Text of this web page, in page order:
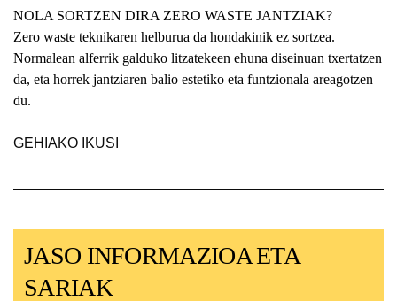
NOLA SORTZEN DIRA ZERO WASTE JANTZIAK?
Zero waste teknikaren helburua da hondakinik ez sortzea.
Normalean alferrik galduko litzatekeen ehuna diseinuan txertatzen
da, eta horrek jantziaren balio estetiko eta funtzionala areagotzen
du.
GEHIAKO IKUSI
JASO INFORMAZIOA ETA
SARIAK